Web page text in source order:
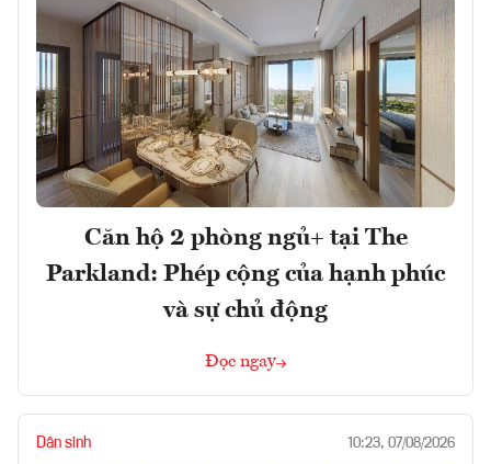
Căn hộ 2 phòng ngủ+ tại The
Parkland: Phép cộng của hạnh phúc
và sự chủ động
Đọc ngay
Dân sinh 10:23, 07/08/2026